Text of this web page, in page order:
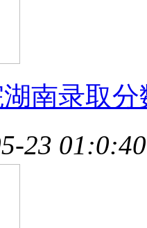
南录取分
23 01:0:40